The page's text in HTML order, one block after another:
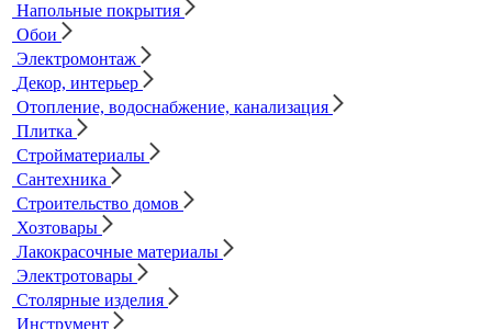
Напольные покрытия
Обои
Электромонтаж
Декор, интерьер
Отопление, водоснабжение, канализация
Плитка
Стройматериалы
Сантехника
Строительство домов
Хозтовары
Лакокрасочные материалы
Электротовары
Столярные изделия
Инструмент